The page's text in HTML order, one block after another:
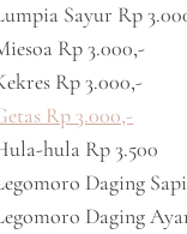
Sayur Rp
Rp 3.000,-
Rp 3.000,-
Rp 3.000,-
hula Rp 3.500
Daging
Daging